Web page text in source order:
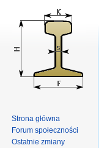
Strona główna
Forum społeczności
Ostatnie zmiany